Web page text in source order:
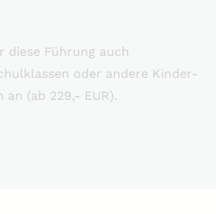
diese Führung auch
oder andere Kinder-
(ab 229,- EUR).